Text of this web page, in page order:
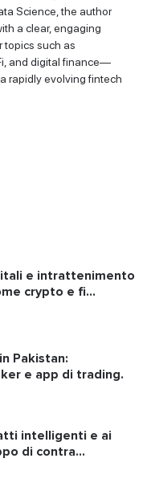
Science, the author
a clear, engaging
topics such as
and digital finance—
rapidly evolving fintech
e intrattenimento
crypto e fi...
Pakistan:
e app di trading.
intelligenti e ai
di contra...